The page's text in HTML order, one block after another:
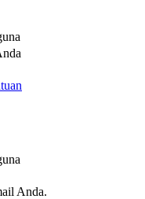
Anda.